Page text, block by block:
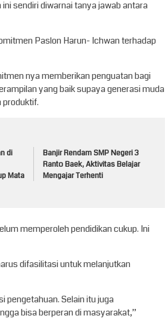
sendiri diwarnai tanya jawab antara
Paslon Harun- Ichwan terhadap
nya memberikan penguatan bagi
yang baik supaya generasi muda
di
Mata
Banjir Rendam SMP Negeri 3
Ranto Baek, Aktivitas Belajar
Mengajar Terhenti
memperoleh pendidikan cukup. Ini
difasilitasi untuk melanjutkan
pengetahuan. Selain itu juga
bisa berperan di masyarakat,”